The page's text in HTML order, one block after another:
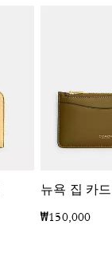
뉴욕 집 카
₩150,000